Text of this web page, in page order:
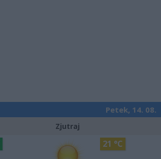
Petek, 14. 08.
Zjutraj
21 °C